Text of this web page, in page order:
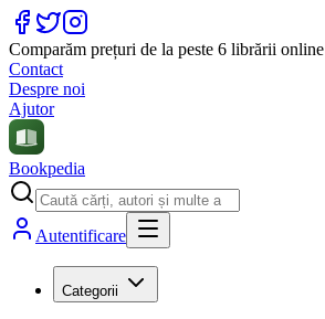
Comparăm prețuri de la peste 6 librării online
Contact
Despre noi
Ajutor
Bookpedia
Autentificare
Categorii